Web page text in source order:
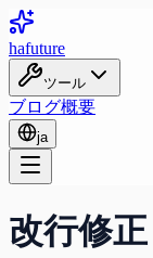
hafuture
ツール
ブログ概要
ja
改行修正